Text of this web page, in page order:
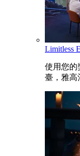
Limitless
使用您的
臺，雅高